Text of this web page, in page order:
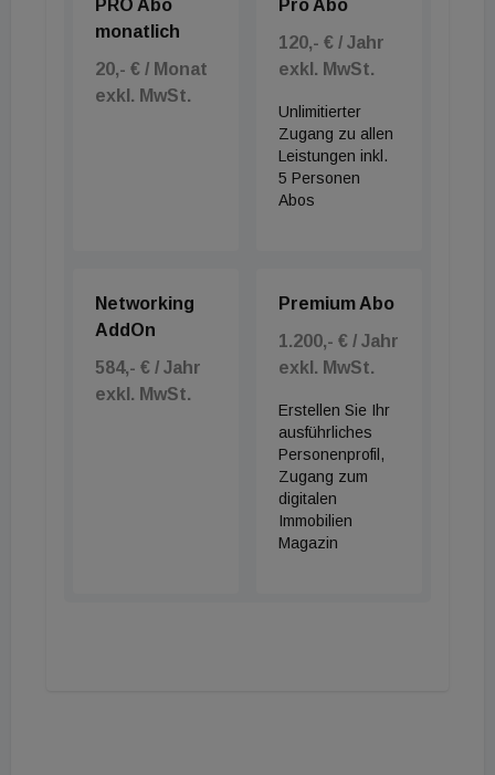
PRO Abo
monatlich
20,- € / Monat
exkl. MwSt.
Pro Abo
120,- € / Jahr
exkl. MwSt.
Unlimitierter
Zugang zu allen
Leistungen inkl.
5 Personen
Abos
Networking
AddOn
584,- € / Jahr
exkl. MwSt.
Premium Abo
1.200,- € / Jahr
exkl. MwSt.
Erstellen Sie Ihr
ausführliches
Personenprofil,
Zugang zum
digitalen
Immobilien
Magazin